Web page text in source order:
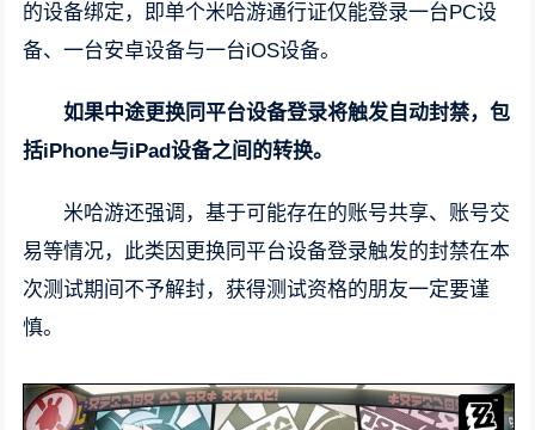
的设备绑定，即单个米哈游通行证仅能登录一台PC设
备、一台安卓设备与一台iOS设备。
如果中途更换同平台设备登录将触发自动封禁，包
括iPhone与iPad设备之间的转换。
米哈游还强调，基于可能存在的账号共享、账号交
易等情况，此类因更换同平台设备登录触发的封禁在本
次测试期间不予解封，获得测试资格的朋友一定要谨
慎。